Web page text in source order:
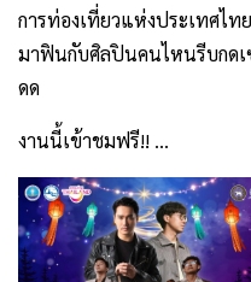
การท่องเที่ยวแห่งประเทศไท
มาฟินกับศิลปินคนไหนรีบกด
ดด
งานนี้เข้าชมฟรี!! …